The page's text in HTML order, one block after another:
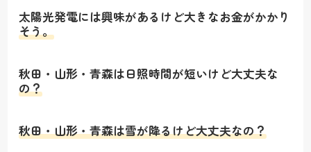
太陽光発電には興味があるけど大きなお金がかかり
そう。
秋田・山形・青森は日照時間が短いけど大丈夫な
の？
秋田・山形・青森は雪が降るけど大丈夫なの？